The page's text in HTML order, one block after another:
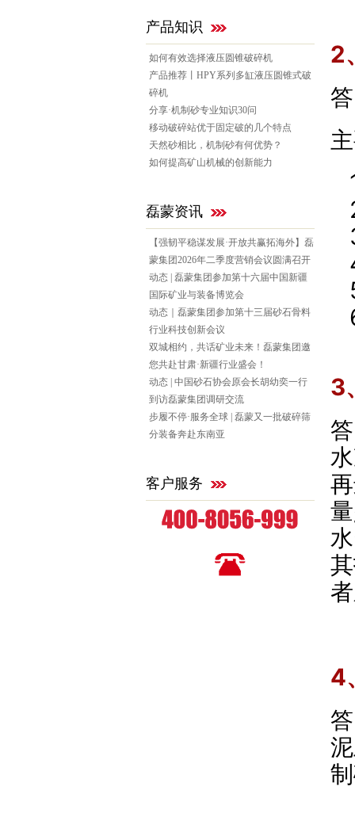
产品知识
如何有效选择液压圆锥破碎机
产品推荐丨HPY系列多缸液压圆锥式破
碎机
分享·机制砂专业知识30问
移动破碎站优于固定破的几个特点
天然砂相比，机制砂有何优势？
如何提高矿山机械的创新能力
磊蒙资讯
【强韧平稳谋发展·开放共赢拓海外】磊
蒙集团2026年二季度营销会议圆满召开
动态 | 磊蒙集团参加第十六届中国新疆
国际矿业与装备博览会
动态｜磊蒙集团参加第十三届砂石骨料
行业科技创新会议
双城相约，共话矿业未来！磊蒙集团邀
您共赴甘肃·新疆行业盛会！
动态 | 中国砂石协会原会长胡幼奕一行
到访磊蒙集团调研交流
步履不停·服务全球 | 磊蒙又一批破碎筛
分装备奔赴东南亚
客户服务
2
3
4